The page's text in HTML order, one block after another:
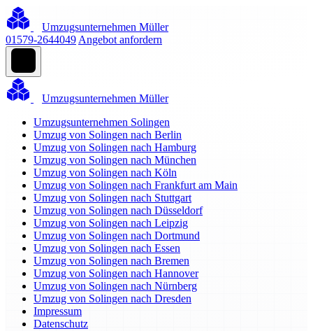
Umzugsunternehmen Müller
01579-2644049 Angebot anfordern
Umzugsunternehmen Müller
Umzugsunternehmen Solingen
Umzug von Solingen nach Berlin
Umzug von Solingen nach Hamburg
Umzug von Solingen nach München
Umzug von Solingen nach Köln
Umzug von Solingen nach Frankfurt am Main
Umzug von Solingen nach Stuttgart
Umzug von Solingen nach Düsseldorf
Umzug von Solingen nach Leipzig
Umzug von Solingen nach Dortmund
Umzug von Solingen nach Essen
Umzug von Solingen nach Bremen
Umzug von Solingen nach Hannover
Umzug von Solingen nach Nürnberg
Umzug von Solingen nach Dresden
Impressum
Datenschutz